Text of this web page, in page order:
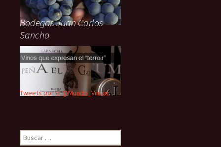
Bodegas Juan Carlos
Sancha
Tweets por el @Mundo_Vinum.
Buscar: